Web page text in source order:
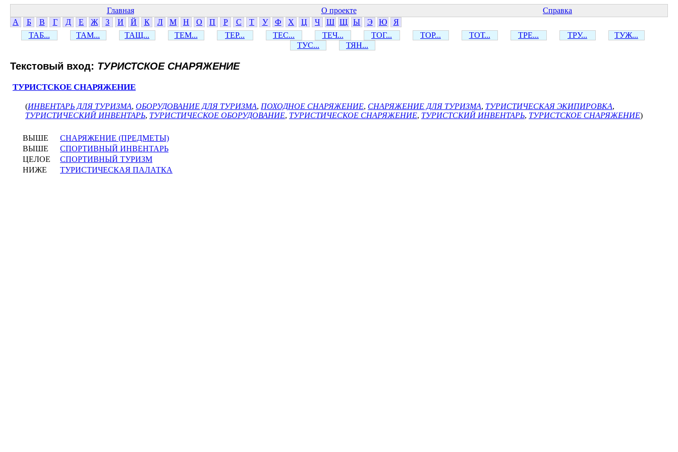
Главная О проекте
Справка
А
Б В Г Д Е Ж З И Й К Л М Н О П Р С Т У Ф Х Ц Ч Ш Щ Ы Э Ю
Я
ТАБ...
ТАМ... ТАЩ... ТЕМ... ТЕР... ТЕС... ТЕЧ... ТОГ... ТОР... ТОТ... ТРЕ... ТРУ...
ТУЖ...
ТУС...
ТЯН...
Текстовый вход: ТУРИСТСКОЕ СНАРЯЖЕНИЕ
ТУРИСТСКОЕ СНАРЯЖЕНИЕ
(ИНВЕНТАРЬ ДЛЯ ТУРИЗМА, ОБОРУДОВАНИЕ ДЛЯ ТУРИЗМА, ПОХОДНОЕ СНАРЯЖЕНИЕ, СНАРЯЖЕНИЕ ДЛЯ ТУРИЗМА, ТУРИСТИЧЕСКАЯ ЭКИПИРОВКА,
ТУРИСТИЧЕСКИЙ ИНВЕНТАРЬ, ТУРИСТИЧЕСКОЕ ОБОРУДОВАНИЕ, ТУРИСТИЧЕСКОЕ СНАРЯЖЕНИЕ, ТУРИСТСКИЙ ИНВЕНТАРЬ, ТУРИСТСКОЕ СНАРЯЖЕНИЕ)
ВЫШЕ
СНАРЯЖЕНИЕ (ПРЕДМЕТЫ)
ВЫШЕ
СПОРТИВНЫЙ ИНВЕНТАРЬ
ЦЕЛОЕ
СПОРТИВНЫЙ ТУРИЗМ
НИЖЕ
ТУРИСТИЧЕСКАЯ ПАЛАТКА